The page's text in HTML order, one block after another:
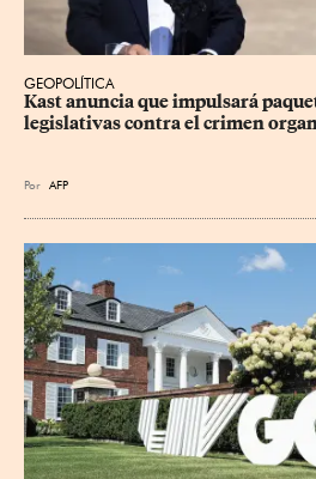
GEOPOLÍTICA
Kast anuncia que impulsará
legislativas contra el crimen
Por AFP